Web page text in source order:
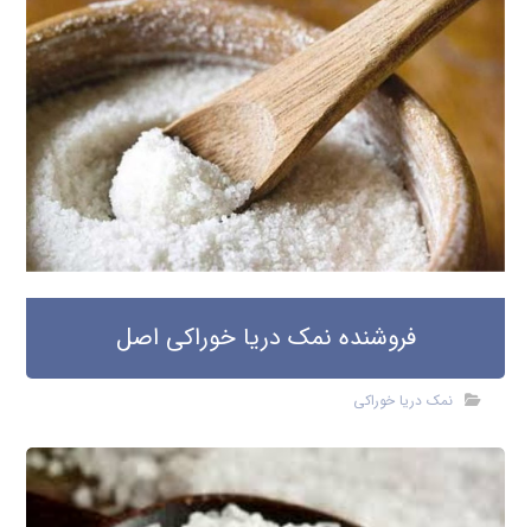
فروشنده نمک دریا خوراکی اصل
نمک دریا خوراکی